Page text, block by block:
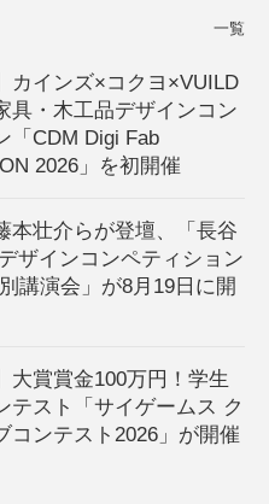
一覧
カインズ×コクヨ×VUILD
具・木工品デザインコン
「CDM Digi Fab
2026」を初開催
本壮介らが登壇、「長谷
ザインコンペティション
講演会」が8月19日に開
大賞賞金100万円！学生
テスト「サイゲームス ク
コンテスト2026」が開催